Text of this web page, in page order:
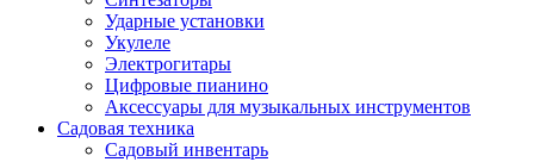
Ударные установки
Укулеле
Электрогитары
Цифровые пианино
Аксессуары для музыкальных инструментов
Садовая техника
Садовый инвентарь